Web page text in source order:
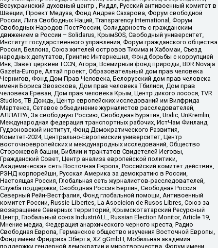
Всеукраинский духовный центр , Риддл, Русский антивоенный комитет в
Швеции, Проект Медуза, Фонд Андрея Сахарова, Форум свободной
России, Лига Свободных Наций, Transparеncy International, Форум
Свободных Народов ПостРоссии, Солидарность с гражданским
движением в России – Solidarus, КрымSOS, Свободный университет,
Институт государственного управления, Форум гражданского общества
Россия, Беллона, Союз жителей островов Тисима и Хабомаи, Съезд
народных депутатов, Гринпис Интернешнл, Фонд борьбы с коррупцией
Инк, Завет церквей TCCN, Агора, Всемирный фонд природы, BDR Novaja
Gazeta-Europe, Алтай проект, Образовательный дом прав человека
Чернигов, Фонд Дом Прав Человека, Белорусский дом прав человека
имени Бориса Звозскова, Дом прав человека Тбилиси, Дом прав
человека Ереван, Дом прав человека Крым, Центр дикого лосося, TVR
Studios, ТВ Дождь, Центр европейских исследований им Вилфрида
Мартенса, Сетевое объединение журналистов расследователей,
АЛЛАТРА, За свободную Россию, Свободная Бурятия, Uralic, UnKremlin,
Международная федерация транспортных рабочих, ИстЧам Финланд,
Гудзоновский институт, Фонд Демократического Развития,
Комитет-2024, Центрально-Европейский университет, Центр
восточноевропейских и международных исследований, Общество
Сторожевой башни, Библии и трактатов Свидетелей Иеговы,
Гражданский Совет, Центр анализа европейской политики,
Академическая сеть Восточная Европа, Российский комитет действия,
РЭНД корпорейшн, Русская Америка за демократию в России,
Настоящая Россия, Глобальная сеть журналистов-расследователей,
Служба поддержки, Свободная Россия Берлин, Свободная Россия
Северный Рейн-Вестфалия, Фонд глобальной помощи, Антивоенный
комитет России, Russie-Libertes, La Asocicion de Rusos Libres, Союз за
возвращение Северных территорий, Крымскотатарский Ресурсный
Центр, Глобальный союз IndustriALL, Russian Election Monitor, Article 19,
Мнение медиа, Федерация анархического черного креста, Радио
Свободная Европа, Германское общество изучения Восточной Европы,
Фонд имени Фридриха Эберта, XZ gGmbH, Мобильная академия
поддержки гендерной демократии и миротворчества, Форум имени